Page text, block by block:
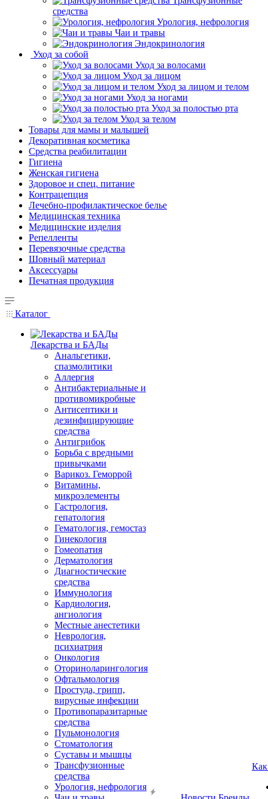
средства
Урология, нефрология
Чаи и травы
Эндокринология
Уход за собой
Уход за волосами
Уход за лицом
Уход за лицом и телом
Уход за ногами
Уход за полостью рта
Уход за телом
Товары для мамы и малышей
Декоративная косметика
Средства реабилитации
Гигиена
Женская гигиена
Здоровое и спец. питание
Контрацепция
Лечебно-профилактическое белье
Медицинская техника
Медицинские изделия
Репелленты
Перевязочные средства
Шовный материал
Аксессуары
Печатная продукция
Каталог
Лекарства и БАДы
Анальгетики,
спазмолитики
Аллергия
Антибактериальные и
противомикробные
Антисептики и
дезинфицирующие
средства
Антигрибок
Борьба с вредными
привычками
Варикоз. Геморрой
Витамины,
микроэлементы
Гастрология,
гепатология
Гематология, гемостаз
Гинекология
Гомеопатия
Дерматология
Диагностические
средства
Иммунология
Кардиология,
ангиология
Местные анестетики
Неврология,
психиатрия
Онкология
Оториноларингология
Офтальмология
Простуда, грипп,
вирусные инфекции
Противопаразитарные
средства
Пульмонология
Стоматология
Суставы и мышцы
Трансфузионные
средства
Урология, нефрология